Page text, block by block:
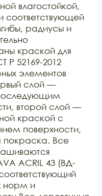
влагостойкой,
соответствующей
радиусы и
краской для
Р 52169-2012
элементов
слой —
последующим
второй слой —
краской с
поверхности,
Все
ACRIL 43 (ВД-
норм и